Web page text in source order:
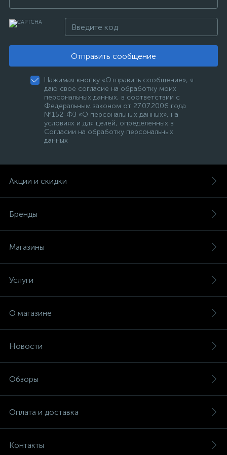
Отправить сообщение
Нажимая кнопку «Отправить сообщение», я
даю свое согласие на обработку моих
персональных данных, в соответствии с
Федеральным законом от 27.07.2006 года
№152-ФЗ «О персональных данных», на
условиях и для целей, определенных в
Согласии на обработку персональных
данных
Акции и скидки
Бренды
Магазины
Услуги
О магазине
Новости
Обзоры
Оплата и доставка
Контакты